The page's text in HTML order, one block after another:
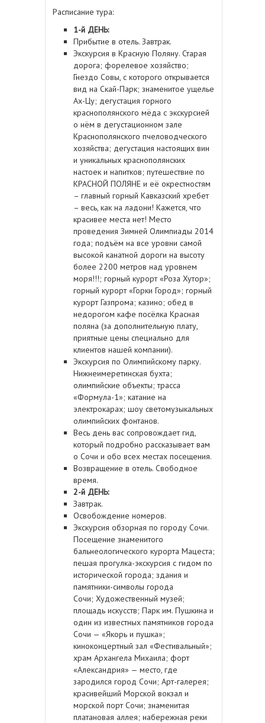
Расписание тура:
1-й ДЕНЬ:
Прибытие в отель. Завтрак.
Экскурсия в Красную Поляну. Старая
дорога; форелевое хозяйство;
Гнездо Совы, с которого открывается
вид на Скай-Парк; знаменитое ущелье
Ах-Цу; дегустация горного
краснополянского мёда с экскурсией
о нём в дегустационном зале
Краснополянского пчеловодческого
хозяйства; дегустация настоящих вин
и уникальных краснополянских
настоек и напитков; путешествие по
КРАСНОЙ ПОЛЯНЕ и её окрестностям
– главный горный Кавказский хребет
– весь, как на ладони! Кажется, что
красивее места нет! Место
проведения Зимней Олимпиады 2014
года; подъём на все уровни самой
высокой канатной дороги на высоту
более 2200 метров над уровнем
моря!!!; горный курорт «Роза Хутор»;
горный курорт «Горки Город»; горный
курорт Газпрома; казино; обед в
недорогом кафе посёлка Красная
поляна (за дополнительную плату,
приятные цены специально для
клиентов нашей компании).
Экскурсия по Олимпийскому парку.
Нижнеимеретинская бухта;
олимпийские объекты; трасса
«Формула-1»; катание на
электрокарах; шоу светомузыкальных
олимпийских фонтанов.
Весь день вас сопровождает гид,
который подробно рассказывает вам
о Сочи и обо всех местах посещения.
Возвращение в отель. Свободное
время.
2-й ДЕНЬ:
Завтрак.
Освобождение номеров.
Экскурсия обзорная по городу Сочи.
Посещение знаменитого
бальнеологического курорта Мацеста;
пешая прогулка-экскурсия с гидом по
исторической города; здания и
памятники-символы города
Сочи; Художественный музей;
площадь искусств; Парк им. Пушкина и
один из известных памятников города
Сочи — «Якорь и пушка»;
киноконцертный зал «Фестивальный»;
храм Архангела Михаила; форт
«Александрия» — место, где
зародился город Сочи; Арт-галерея;
красивейший Морской вокзал и
морской порт Сочи; знаменитая
платановая аллея; набережная реки